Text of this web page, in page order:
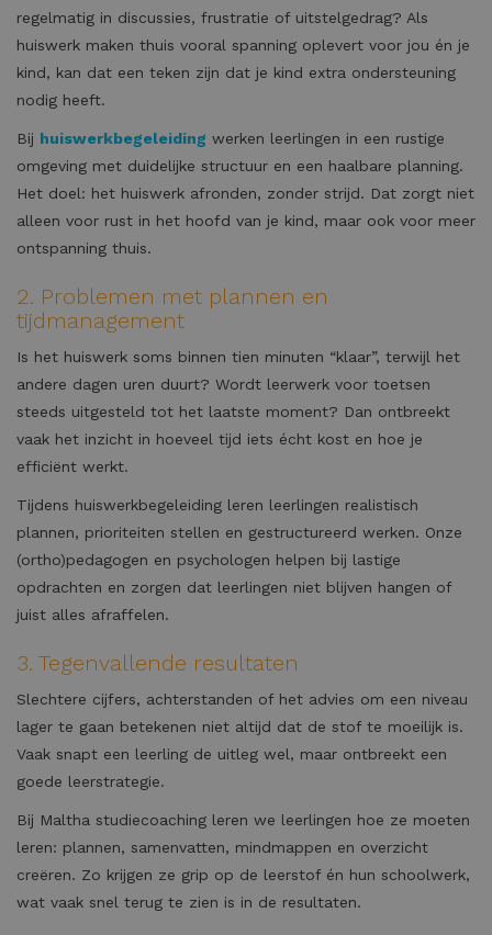
regelmatig in discussies, frustratie of uitstelgedrag? Als
huiswerk maken thuis vooral spanning oplevert voor jou én je
kind, kan dat een teken zijn dat je kind extra ondersteuning
nodig heeft.
Bij huiswerkbegeleiding werken leerlingen in een rustige
omgeving met duidelijke structuur en een haalbare planning.
Het doel: het huiswerk afronden, zonder strijd. Dat zorgt niet
alleen voor rust in het hoofd van je kind, maar ook voor meer
ontspanning thuis.
2. Problemen met plannen en
tijdmanagement
Is het huiswerk soms binnen tien minuten “klaar”, terwijl het
andere dagen uren duurt? Wordt leerwerk voor toetsen
steeds uitgesteld tot het laatste moment? Dan ontbreekt
vaak het inzicht in hoeveel tijd iets écht kost en hoe je
efficiënt werkt.
Tijdens huiswerkbegeleiding leren leerlingen realistisch
plannen, prioriteiten stellen en gestructureerd werken. Onze
(ortho)pedagogen en psychologen helpen bij lastige
opdrachten en zorgen dat leerlingen niet blijven hangen of
juist alles afraffelen.
3. Tegen­vallende resultaten
Slechtere cijfers, achterstanden of het advies om een niveau
lager te gaan betekenen niet altijd dat de stof te moeilijk is.
Vaak snapt een leerling de uitleg wel, maar ontbreekt een
goede leerstrategie.
Bij Maltha studiecoaching leren we leerlingen hoe ze moeten
leren: plannen, samenvatten, mindmappen en overzicht
creëren. Zo krijgen ze grip op de leerstof én hun schoolwerk,
wat vaak snel terug te zien is in de resultaten.